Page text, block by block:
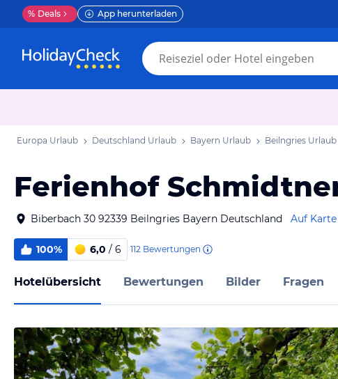
% Deals App herunterladen
Europa Urlaub Deutschland Urlaub Bayern Urlaub Beilngries Urlaub
Ferienhof
Biberbach 30 92339 Beilngries Bayern Deutschland Auf
100% 6,0 / 6 112 Bewertungen
Hotelübersicht Bewertungen Bilder Fragen